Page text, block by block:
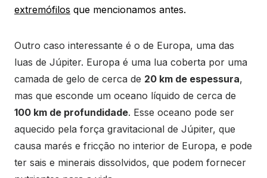
extremófilos que mencionamos antes.
Outro caso interessante é o de Europa, uma das
luas de Júpiter. Europa é uma lua coberta por uma
camada de gelo de cerca de 20 km de espessura,
mas que esconde um oceano líquido de cerca de
100 km de profundidade. Esse oceano pode ser
aquecido pela força gravitacional de Júpiter, que
causa marés e fricção no interior de Europa, e pode
ter sais e minerais dissolvidos, que podem fornecer